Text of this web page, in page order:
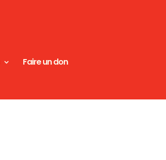
Faire un don